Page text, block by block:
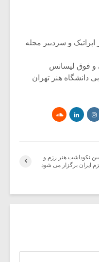
اپراتیک و سردبیر مجله
و فوق لیسانس
دانشگاه هنر تهران
آیین نکوداشت هنر رزم و
ایران برگزار می شود